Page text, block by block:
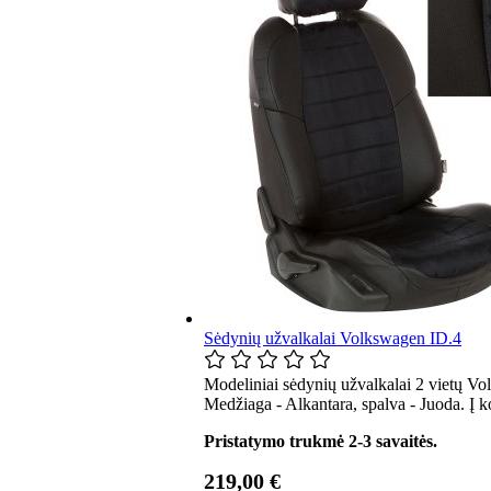
Sėdynių užvalkalai Volkswagen ID.4
Modeliniai sėdynių užvalkalai 2 vietų
Medžiaga - Alkantara, spalva - Juoda. Į
Pristatymo trukmė 2-3 savaitės.
219,00 €